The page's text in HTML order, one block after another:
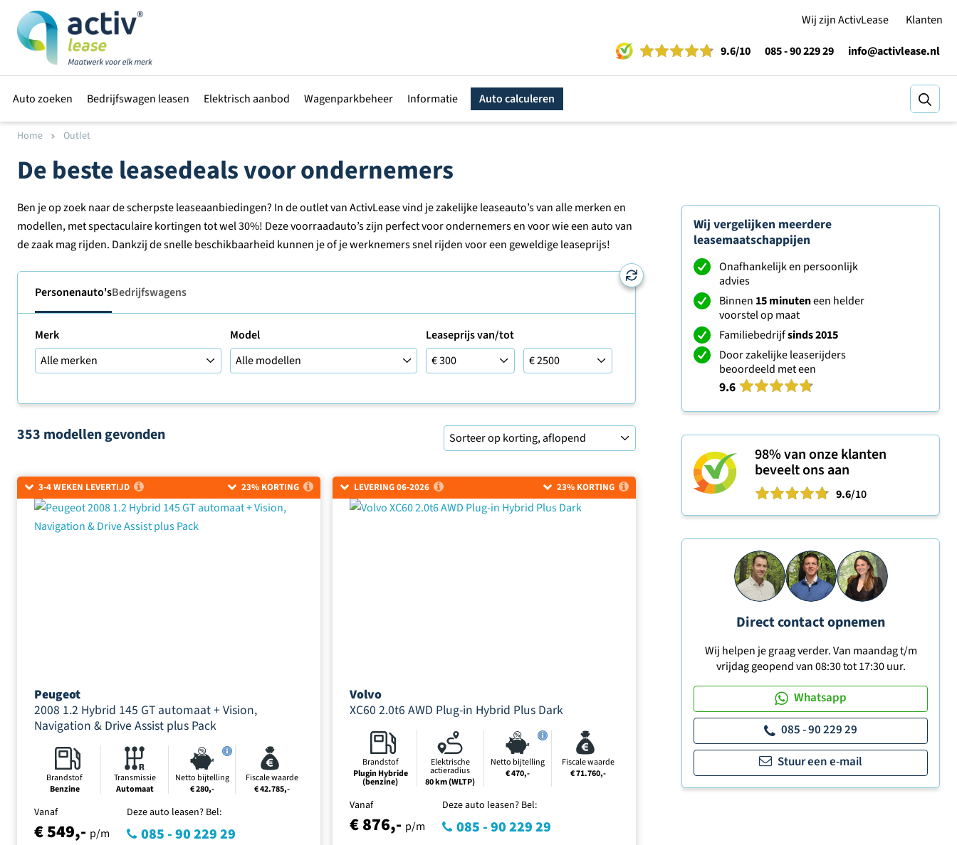
Wij zijn ActivLease
Klanten
9.6/10 085 - 90 229 29 info@activlease.nl
Auto zoeken Bedrijfswagen leasen Elektrisch aanbod Wagenparkbeheer Informatie Auto calculeren
Home Outlet
De beste leasedeals voor ondernemers
Ben je op zoek naar de scherpste leaseaanbiedingen? In de outlet van ActivLease vind je zakelijke leaseauto’s van alle merken en
modellen, met spectaculaire kortingen tot wel 30%! Deze voorraadauto’s zijn perfect voor ondernemers en voor wie een auto van
de zaak mag rijden. Dankzij de snelle beschikbaarheid kunnen je of je werknemers snel rijden voor een geweldige leaseprijs!
Personenauto'sBedrijfswagens
Merk Model
Leaseprijs van/tot
Leaseprijs van/tot
353 modellengevonden
3-4 WEKEN LEVERTIJD 23% KORTING
Peugeot
2008 1.2 Hybrid 145 GT automaat + Vision,
Navigation & Drive Assist plus Pack
Brandstof
Benzine
Transmissie
Automaat
Netto bijtelling
€ 280,-
Fiscale waarde
€ 42.785,-
Vanaf
€ 549,- p/m
Deze auto leasen? Bel:
085 - 90 229 29
LEVERING 06-2026 23% KORTING
Volvo
XC60 2.0t6 AWD Plug-in Hybrid Plus Dark
Brandstof
Plugin Hybride
(benzine)
Elektrische
actieradius
80 km (WLTP)
Netto bijtelling
€ 470,-
Fiscale waarde
€ 71.760,-
Vanaf
€ 876,- p/m
Deze auto leasen? Bel:
085 - 90 229 29
Wij vergelijken meerdere
leasemaatschappijen
Onafhankelijk en persoonlijk
advies
Binnen 15 minuteneen helder
voorstel op maat
Familiebedrijfsinds 2015
Door zakelijke leaserijders
beoordeeld met een
9.6
98%van onze klanten
beveelt ons aan
9.6/10
Direct contact opnemen
Wij helpen je graag verder. Van maandag t/m
vrijdag geopend van 08:30 tot 17:30 uur.
Whatsapp
085 - 90 229 29
Stuur een e-mail